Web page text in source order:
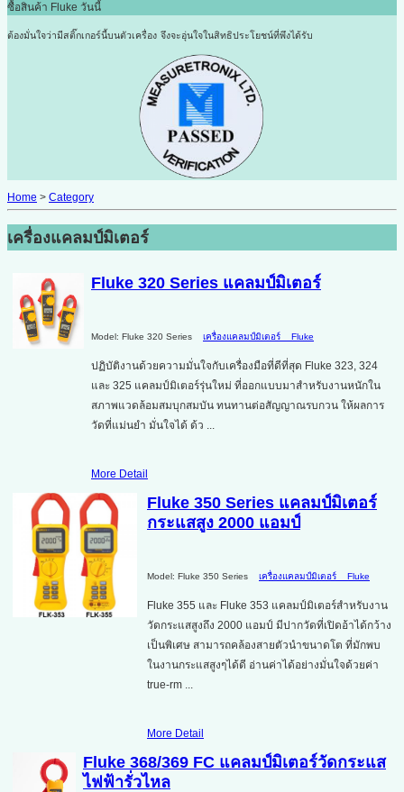
ซื้อสินค้า Fluke วันนี้
ต้องมั่นใจว่ามีสติ๊กเกอร์นี้บนตัวเครื่อง จึงจะอุ่นใจในสิทธิประโยชน์ที่พึงได้รับ
Home > Category
เครื่องแคลมป์มิเตอร์
Fluke 320 Series แคลมป์มิเตอร์
Model: Fluke 320 Series เครื่องแคลมป์มิเตอร์ Fluke
ปฏิบัติงานด้วยความมั่นใจกับเครื่องมือที่ดีที่สุด Fluke 323, 324
และ 325 แคลมป์มิเตอร์รุ่นใหม่ ที่ออกแบบมาสำหรับงานหนักใน
สภาพแวดล้อมสมบุกสมบัน ทนทานต่อสัญญาณรบกวน ให้ผลการ
วัดที่แม่นยำ มั่นใจได้ ด้ว ...
More Detail
Fluke 350 Series แคลมป์มิเตอร์
กระแสสูง 2000 แอมป์
Model: Fluke 350 Series เครื่องแคลมป์มิเตอร์ Fluke
Fluke 355 และ Fluke 353 แคลมป์มิเตอร์สำหรับงาน
วัดกระแสสูงถึง 2000 แอมป์ มีปากวัดที่เปิดอ้าได้กว้าง
เป็นพิเศษ สามารถคล้องสายตัวนำขนาดโต ที่มักพบ
ในงานกระแสสูงๆได้ดี อ่านค่าได้อย่างมั่นใจด้วยค่า
true-rm ...
More Detail
Fluke 368/369 FC แคลมป์มิเตอร์วัดกระแส
ไฟฟ้ารั่วไหล